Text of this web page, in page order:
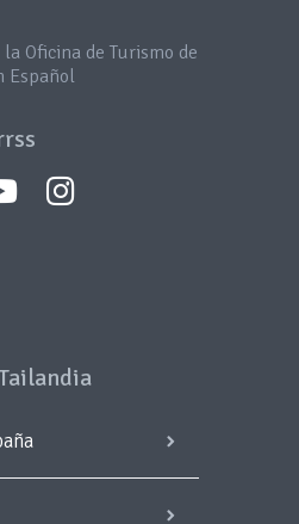
Oficina de Turismo de
Español